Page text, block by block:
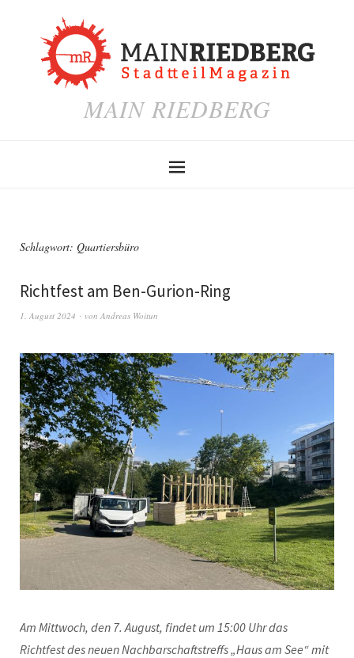
MAIN RIEDBERG
Schlagwort: Quartiersbüro
Richtfest am Ben-Gurion-Ring
1. August 2024 von Andreas Woitun
Am Mittwoch, den 7. August, findet um 15:00 Uhr das
Richtfest des neuen Nachbarschaftstreffs „Haus am See“ mit